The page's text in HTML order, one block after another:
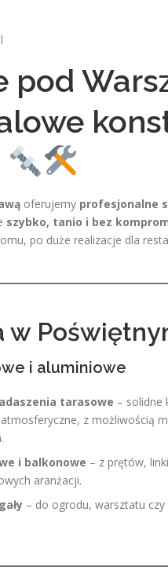
pod
oferujemy profesjonalne
szybko, tanio i bez
po duże realizacje dla
w
i aluminiowe
tarasowe – solidne
z możliwością
i balkonowe – z prętów,
aranżacji.
– do ogrodu, warsztatu